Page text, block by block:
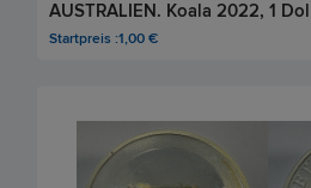
Startpreis :1,00 €